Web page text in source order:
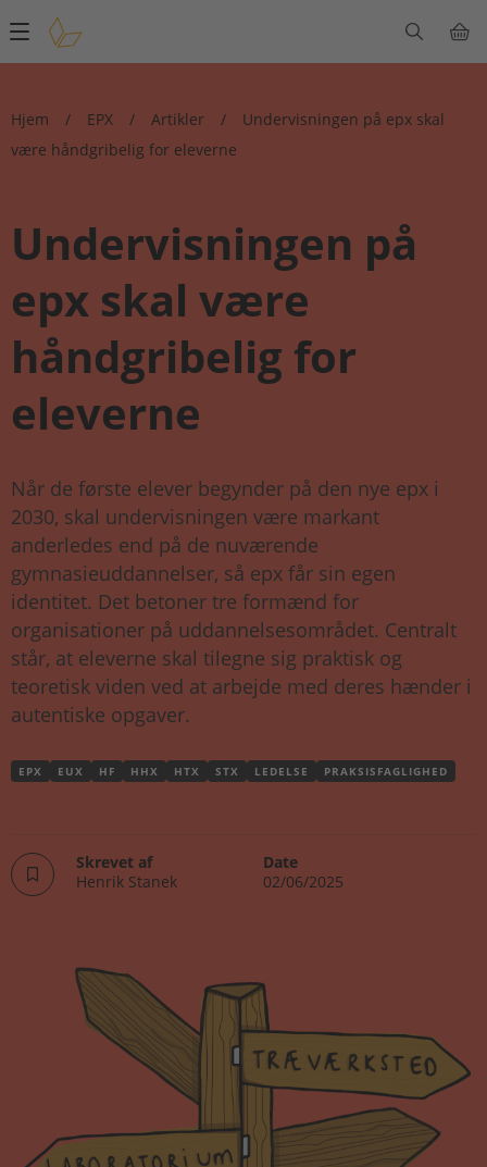
Main
navigation
Hjem / EPX / Artikler /
Undervisningen på epx skal
være håndgribelig for eleverne
Undervisningen på
epx skal være
håndgribelig for
eleverne
EPX EUX HF HHX HTX STX LEDELSE PRAKSISFAGLIGHED
Når de første elever begynder på den nye epx i
2030, skal undervisningen være markant
anderledes end på de nuværende
gymnasieuddannelser, så epx får sin egen
identitet. Det betoner tre formænd for
organisationer på uddannelsesområdet. Centralt
står, at eleverne skal tilegne sig praktisk og
teoretisk viden ved at arbejde med deres hænder i
autentiske opgaver.
Skrevet af
Henrik Stanek
Date
02/06/2025